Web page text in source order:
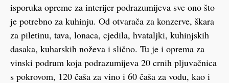
isporuka opreme za interijer podrazumijeva sve ono što
je potrebno za kuhinju. Od otvarača za konzerve, škara
za piletinu, tava, lonaca, cjedila, hvataljki, kuhinjskih
dasaka, kuharskih noževa i slično. Tu je i oprema za
vinski podrum koja podrazumijeva 20 crnih pljuvačnica
s pokrovom, 120 čaša za vino i 60 čaša za vodu, kao i